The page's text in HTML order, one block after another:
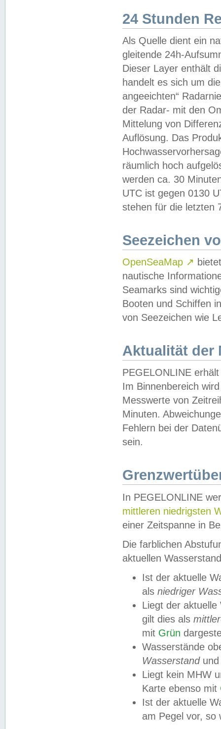
24 Stunden
Als Quelle dient ein
gleitende 24h-
Dieser Layer enthält
handelt es sich um
angeeichten“
der Radar- mit den
Mittelung von
Auflösung. Das
räumlich hoch
werden ca. 30
UTC ist gegen 0130
stehen für die letzten
Seezeichen
OpenSeaMap ↗
nautische
Seamarks sind
Booten und Schiffen
von Seezeichen wie
Aktualität der
PEGELONLINE
Im Binnenbereich
Messwerte von
Minuten.
Fehlern bei der
sein.
In PEGELONLINE
mittleren niedrigsten
einer Zeitspanne in
Die farblichen
aktuellen
Ist der aktuelle
als niedriger
Liegt der
gilt dies als
mit Grün
Wasserstände
Wasserstandund
Liegt kein MHW
Karte ebenso mit
Ist der aktuelle
am Pegel vor,